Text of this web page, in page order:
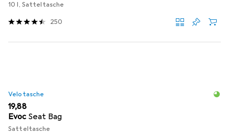
10 l, Satteltasche
250
Velotasche
EUR
19,88
Evoc Seat Bag
Satteltasche